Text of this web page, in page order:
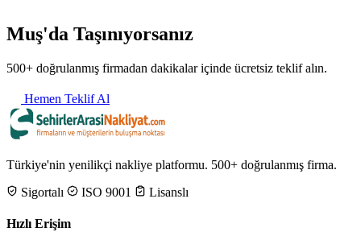
Muş'da Taşınıyorsanız
500+ doğrulanmış firmadan dakikalar içinde ücretsiz teklif alın.
Hemen Teklif Al
Türkiye'nin yenilikçi nakliye platformu. 500+ doğrulanmış firma.
Sigortalı
ISO 9001 Lisanslı
Hızlı Erişim